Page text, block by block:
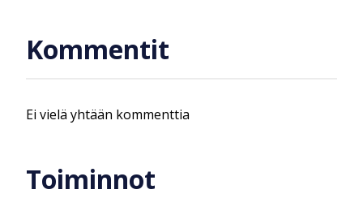
Kommentit
Ei vielä yhtään kommenttia
Toiminnot